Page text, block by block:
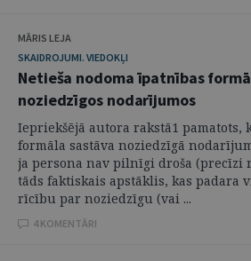
MĀRIS LEJA
SKAIDROJUMI. VIEDOKĻI
Netieša nodoma īpatnības
noziedzīgos nodarījumos
Iepriekšējā autora rakstā1 pamatots,
formāla sastāva noziedzīgā
ja persona nav pilnīgi droša (precīzi
tāds faktiskais apstāklis, kas padara
rīcību par noziedzīgu (vai ...
4 KOMENTĀRI